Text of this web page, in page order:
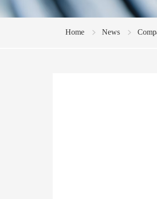
Home News